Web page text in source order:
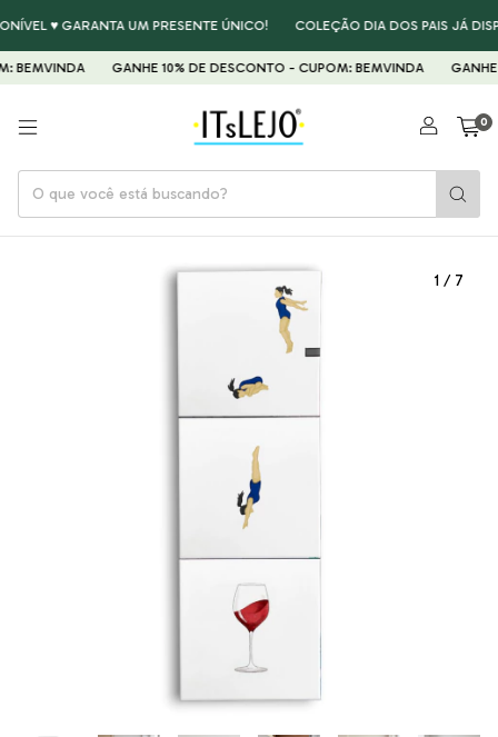
♥ GARANTA UM PRESENTE ÚNICO! COLEÇÃO DIA DOS PAIS JÁ
GANHE 10% DE DESCONTO - CUPOM: BEMVINDA GANHE
0
1 / 7